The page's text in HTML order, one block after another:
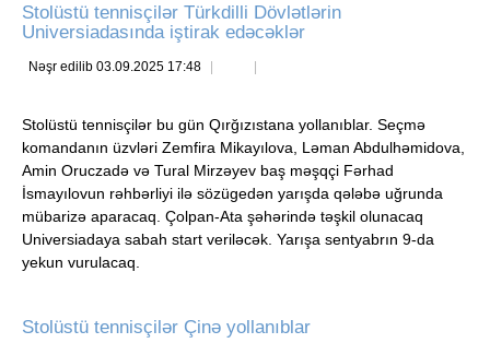
Stolüstü tennisçilər Türkdilli Dövlətlərin
Universiadasında iştirak edəcəklər
Nəşr edilib 03.09.2025 17:48
Stolüstü tennisçilər bu gün Qırğızıstana yollanıblar. Seçmə
komandanın üzvləri Zemfira Mikayılova, Ləman Abdulhəmidova,
Amin Oruczadə və Tural Mirzəyev baş məşqçi Fərhad
İsmayılovun rəhbərliyi ilə sözügedən yarışda qələbə uğrunda
mübarizə aparacaq. Çolpan-Ata şəhərində təşkil olunacaq
Universiadaya sabah start veriləcək. Yarışa sentyabrın 9-da
yekun vurulacaq.
Stolüstü tennisçilər Çinə yollanıblar